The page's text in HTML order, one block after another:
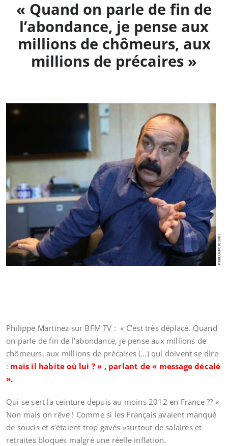
« Quand on parle de fin de
l’abondance, je pense aux
millions de chômeurs, aux
millions de précaires »
Philippe Martinez sur BFM TV : « C’est très déplacé. Quand
on parle de fin de l’abondance, je pense aux millions de
chômeurs, aux millions de précaires (…) qui doivent se dire
: mais il habite où lui ? » , parlant de « message décalé
».
Qui se sert la ceinture depuis au moins 2012 en France ?? «
Non mais on rêve ! Comme si les Français avaient manqué
de soucis et s’étaient trop gavés »surtout de salaires et
retraites bloqués malgré une réelle inflation.